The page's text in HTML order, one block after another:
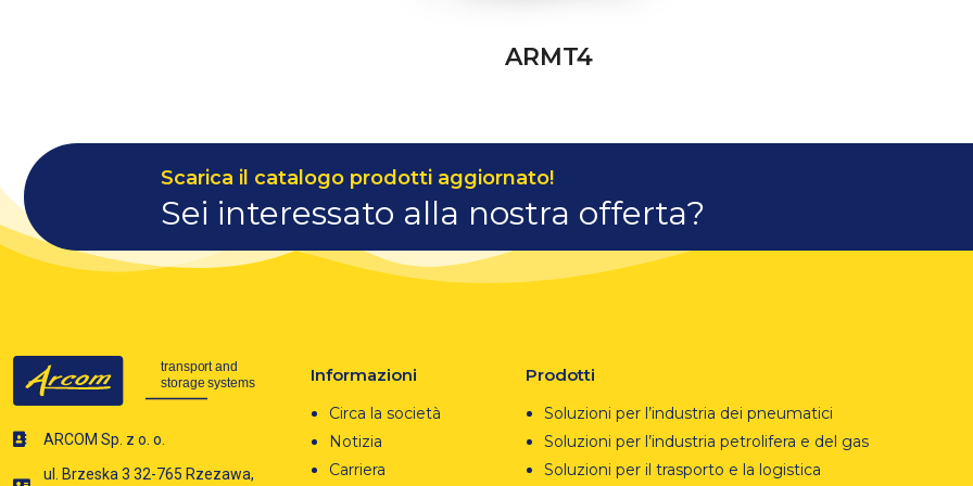
ARMT4
Scarica il catalogo prodotti aggiornato!
Sei interessato alla nostra offerta?
ARCOM Sp. z o. o.
ul. Brzeska 3 32-765 Rzezawa,
Informazioni
Circa la società
Notizia
Carriera
Prodotti
Soluzioni per l’industria dei pneumatici
Soluzioni per l’industria petrolifera e del gas
Soluzioni per il trasporto e la logistica